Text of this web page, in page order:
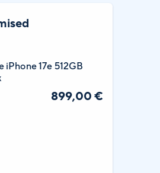
iPhone 17e 512GB
899,00 €